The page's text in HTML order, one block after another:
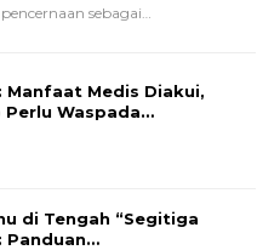
sebagai
Manfaat Medis Diakui,
Perlu Waspada…
di Tengah “Segitiga
Panduan…